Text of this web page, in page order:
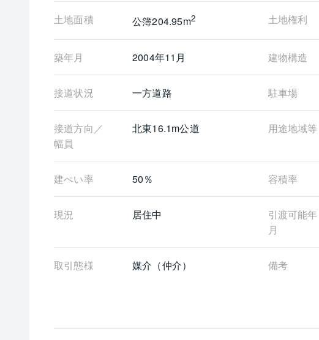
・柏市立旭小学校（約420ｍ）
・柏市立豊四季中学校（約780ｍ）
《担当者より一言》
・こちらのお住まいのご紹介と併せて、周辺環境や不動産
入にかかる諸費用などのご案内も可能です。些細なことで
土地面積 公簿204.95m2 土地権利
築年月 2004年11月 建物構造
接道状況 一方道路 駐車場
接道方向／
幅員
北東16.1m公道 用途地域等
建ぺい率 50％ 容積率
現況 居住中
引渡可能年
月
取引態様 媒介（仲介） 備考